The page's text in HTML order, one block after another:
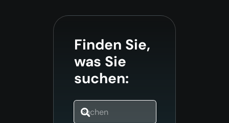
Finden Sie,
was Sie
suchen: